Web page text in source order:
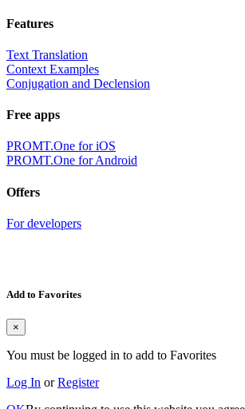
Features
Text Translation
Context Examples
Conjugation and Declension
Free apps
PROMT.One for iOS
PROMT.One for Android
Offers
For developers
Add to Favorites
×
You must be logged in to add to Favorites
Log In orRegister